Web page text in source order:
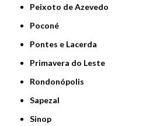
Peixoto de Azevedo
Poconé
Pontes e Lacerda
Primavera do Leste
Rondonópolis
Sapezal
Sinop